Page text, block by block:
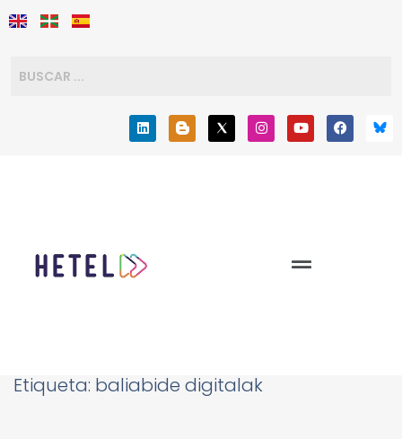
Etiqueta: baliabide digitalak